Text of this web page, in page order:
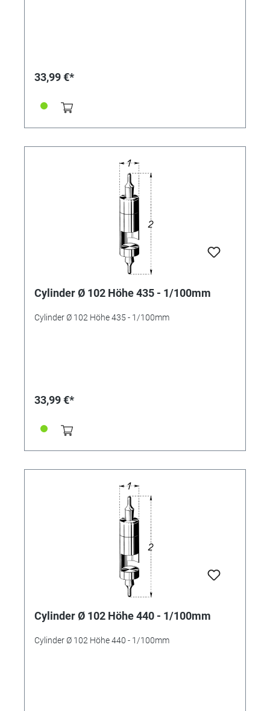
33,99 €*
Cylinder Ø 102 Höhe 435 - 1/100mm
Cylinder Ø 102 Höhe 435 - 1/100mm
33,99 €*
Cylinder Ø 102 Höhe 440 - 1/100mm
Cylinder Ø 102 Höhe 440 - 1/100mm